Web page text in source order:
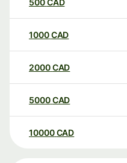
500CAD
1000CAD
2000CAD
5000CAD
10000 CAD